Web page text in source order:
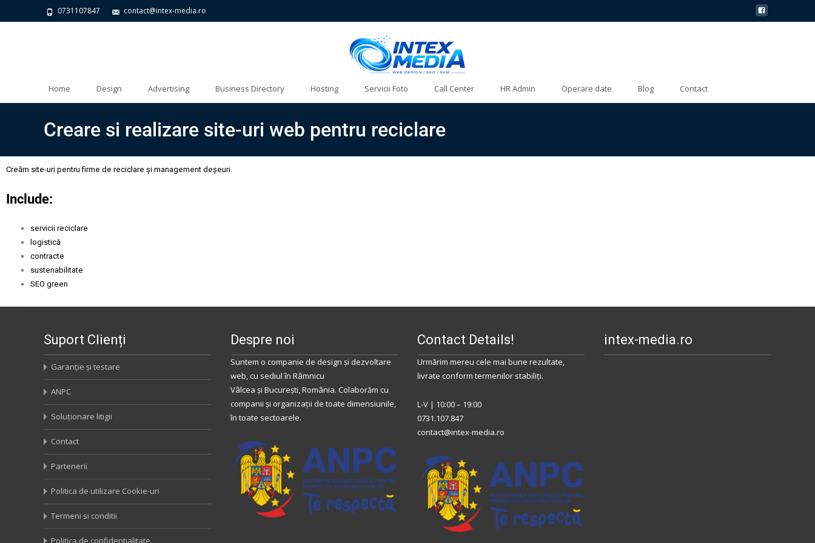
0731107847 contact@intex-media.ro
Home Design Advertising Business Directory Hosting Servicii Foto Call Center HR Admin Operare date Blog Contact
Creare si realizare site-uri web pentru reciclare
Creăm site-uri pentru firme de reciclare și management deșeuri.
Include:
servicii reciclare
logistică
contracte
sustenabilitate
SEO green
Suport Clienți
Garanție și testare
ANPC
Soluționare litigii
Contact
Partenerii
Politica de utilizare Cookie-uri
Termeni si conditii
Politica de confidentialitate
Despre noi
Suntem o companie de design și dezvoltare
web, cu sediulîn Râmnicu
Vâlcea și București,România. Colaborăm cu
companii și organizații de toate dimensiunile,
în toate sectoarele.
Contact Details!
Urmărim mereu cele mai bune rezultate,
livrate conform termenilor stabiliţi.
L-V | 10:00 – 19:00
0731.107.847
contact@intex-media.ro
intex-media.ro